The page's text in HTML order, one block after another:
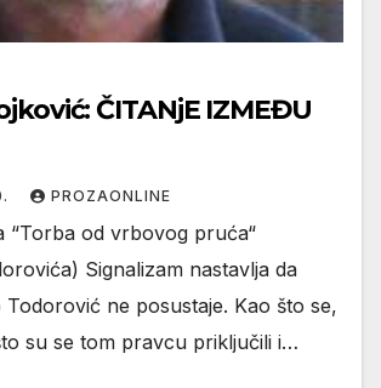
ČITANjE IZMEĐU
PROZAONLINE
“Torba od vrbovog pruća“
Signalizam nastavlja da
ne posustaje. Kao što se,
su se tom pravcu priključili i…